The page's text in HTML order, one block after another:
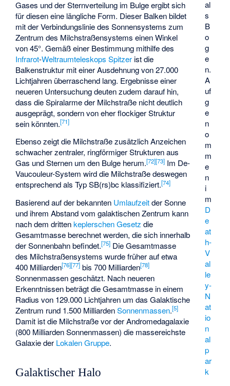
al
s
B
o
g
e
n.
A
uf
g
e
n
o
m
m
e
n
i
m
D
e
at
h-
V
al
le
y-
N
at
io
n
al
p
ar
k
Gases und der Sternverteilung im Bulge ergibt sich
für diesen eine längliche Form. Dieser Balken bildet
mit der Verbindungslinie des Sonnensystems zum
Zentrum des Milchstraßensystems einen Winkel
von 45°. Gemäß einer Bestimmung mithilfe des
Infrarot-Weltraumteleskops Spitzer ist die
Balkenstruktur mit einer Ausdehnung von 27.000
Lichtjahren überraschend lang. Ergebnisse einer
neueren Untersuchung deuten zudem darauf hin,
dass die Spiralarme der Milchstraße nicht deutlich
ausgeprägt, sondern von eher flockiger Struktur
sein könnten.[71]
Ebenso zeigt die Milchstraße zusätzlich Anzeichen
schwacher zentraler, ringförmiger Strukturen aus
Gas und Sternen um den Bulge herum.[72][73] Im De-
Vaucouleur-System wird die Milchstraße deswegen
entsprechend als Typ SB(rs)bc klassifiziert.[74]
Basierend auf der bekannten Umlaufzeitder Sonne
und ihrem Abstand vom galaktischen Zentrum kann
nach dem drittenkeplerschen Gesetz die
Gesamtmasse berechnet werden, die sich innerhalb
der Sonnenbahn befindet.[75] Die Gesamtmasse
des Milchstraßensystems wurde früher auf etwa
400 Milliarden[76][77] bis 700 Milliarden[78]
Sonnenmassen geschätzt. Nach neueren
Erkenntnissen beträgt die Gesamtmasse in einem
Radius von 129.000 Lichtjahren um das Galaktische
Zentrum rund 1.500 MilliardenSonnenmassen.[5]
Damit ist die Milchstraße vor der Andromedagalaxie
(800 Milliarden Sonnenmassen) die massereichste
Galaxie der Lokalen Gruppe.
Galaktischer Halo